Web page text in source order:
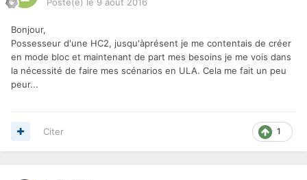
Bonjour,
Possesseur d'une HC2, jusqu'àprésent je me contentais de créer
en mode bloc et maintenant de part mes besoins je me vois dans
la nécessité de faire mes scénarios en ULA. Cela me fait un peu
peur...
1
Citer